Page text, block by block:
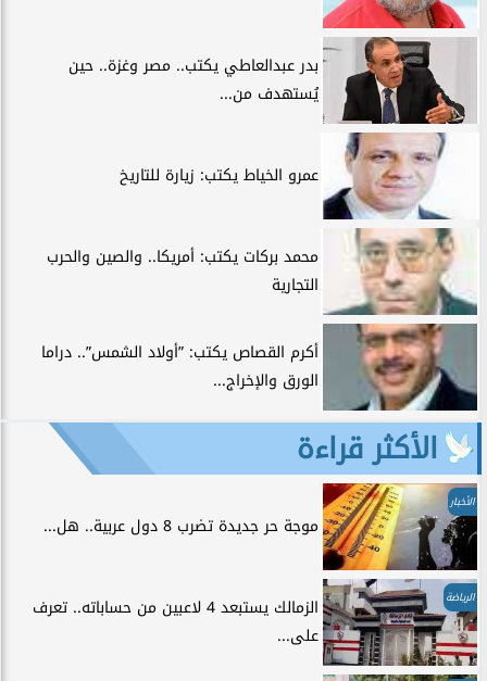
بدر عبدالعاطي يكتب.. مصر وغزة.. حين
يُستهدف من...
عمرو الخياط يكتب: زيارة للتاريخ
محمد بركات يكتب: أمريكا.. والصين والحرب
التجارية
أكرم القصاص يكتب: ”أولاد الشمس”.. دراما
الورق والإخراج...
الأكثر قراءة
الأخبار
موجة حر جديدة تضرب 8 دول عربية.. هل...
الرياضة
الزمالك يستبعد 4 لاعبين من حساباته.. تعرف
على...